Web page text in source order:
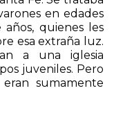
vecinos
Fe. Se trataba
en edades
quienes les
esa extraña luz.
a una iglesia
juveniles. Pero
sumamente